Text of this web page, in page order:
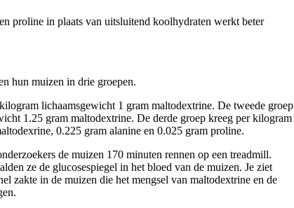
hun muizen in drie groepen.
lichaamsgewicht 1 gram maltodextrine. De tweede groep
1.25 gram maltodextrine. De derde groep kreeg per kilogram
0.225 gram alanine en 0.025 gram proline.
de muizen 170 minuten rennen op een treadmill.
ze de glucosespiegel in het bloed van de muizen. Je ziet
zakte in de muizen die het mengsel van maltodextrine en de